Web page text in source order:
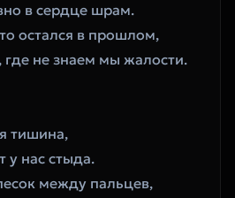
в сердце шрам.
остался в прошлом,
не знаем мы жалости.
тишина,
у нас стыда.
между пальцев,